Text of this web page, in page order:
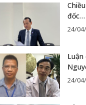
đốc…
24/
24/